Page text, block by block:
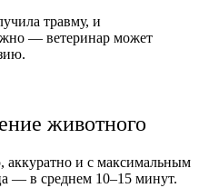
травму, и
— ветеринар может
животного
аккуратно и с максимальным
— в среднем 10–15 минут.